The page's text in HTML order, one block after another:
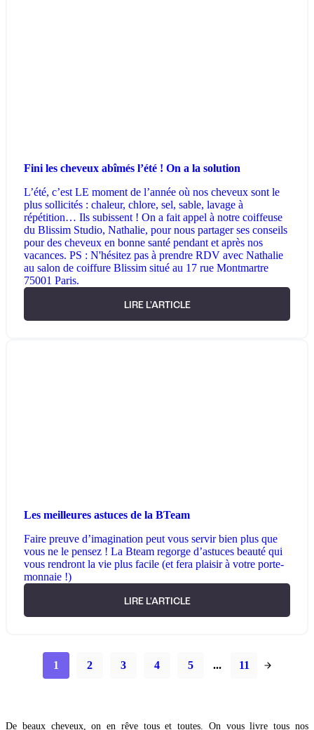
Fini les cheveux abîmés l’été ! On a la solution
L’été, c’est LE moment de l’année où nos cheveux sont le
plus sollicités : chaleur, chlore, sel, sable, lavage à
répétition… Ils subissent ! On a fait appel à notre coiffeuse
du Blissim Studio, Nathalie, pour nous partager ses conseils
pour des cheveux en bonne santé pendant et après nos
vacances. PS : N'hésitez pas à prendre RDV avec Nathalie
au salon de coiffure Blissim situé au 17 rue Montmartre
75001 Paris.
LIRE L'ARTICLE
Les meilleures astuces de la BTeam
Faire preuve d’imagination peut vous servir bien plus que
vous ne le pensez ! La Bteam regorge d’astuces beauté qui
vous rendront la vie plus facile (et fera plaisir à votre porte-
monnaie !)
LIRE L'ARTICLE
1 2 3 4 5 ... 11
De beaux cheveux, on en rêve tous et toutes. On vous livre tous nos